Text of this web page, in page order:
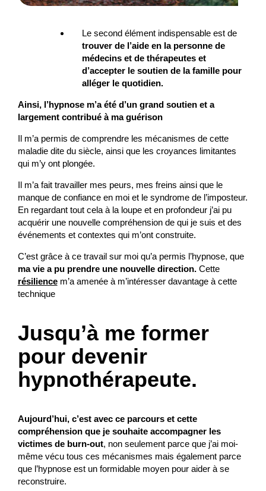
Le second élément indispensable est de
trouver de l’aide en la personne de
médecins et de thérapeutes et
d’accepter le soutien de la famille pour
alléger le quotidien.
Ainsi, l’hypnose m’a été d’un grand soutien et a
largement contribué à ma guérison
Il m’a permis de comprendre les mécanismes de cette
maladie dite du siècle, ainsi que les croyances limitantes
qui m’y ont plongée.
Il m’a fait travailler mes peurs, mes freins ainsi que le
manque de confiance en moi et le syndrome de l’imposteur.
En regardant tout cela à la loupe et en profondeur j’ai pu
acquérir une nouvelle compréhension de qui je suis et des
événements et contextes qui m’ont construite.
C’est grâce à ce travail sur moi qu’a permis l’hypnose, que
ma vie a pu prendre une nouvelle direction.Cette
résiliencem’a amenée à m’intéresser davantage à cette
technique
Jusqu’à me former
pour devenir
hypnothérapeute.
Aujourd’hui, c’est avec ce parcours et cette
compréhension que je souhaite accompagner les
victimes de burn-out, non seulement parce que j’ai moi-
même vécu tous ces mécanismes mais également parce
que l’hypnose est un formidable moyen pour aider à se
reconstruire.